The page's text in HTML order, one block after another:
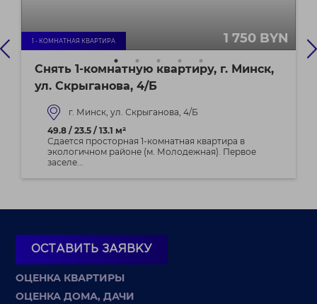
1 - КОМНАТНАЯ КВАРТИРА 1 750 BYN
Снять 1-комнатную квартиру, г. Минск,
ул. Скрыганова, 4/Б
г. Минск, ул. Скрыганова, 4/Б
49.8 / 23.5 / 13.1 м²
Сдается просторная 1-комнатная квартира в
экологичном районе (м. Молодежная). Первое
заселе...
ОСТАВИТЬ ЗАЯВКУ
ОЦЕНКА КВАРТИРЫ
ОЦЕНКА ДОМА, ДАЧИ